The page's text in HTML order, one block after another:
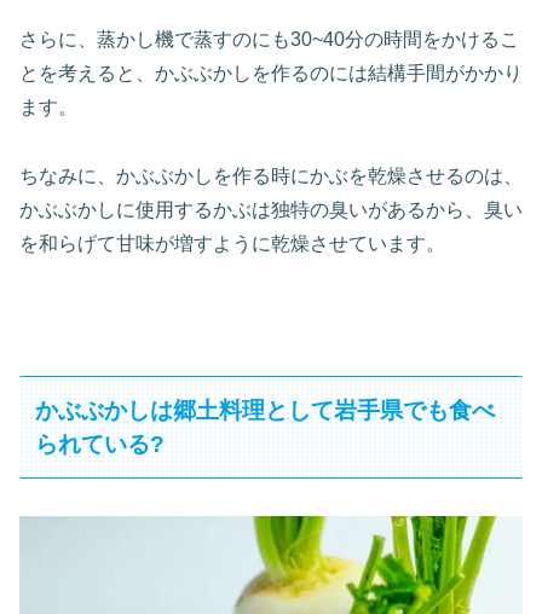
さらに、蒸かし機で蒸すのにも30~40分の時間をかけるこ
とを考えると、かぶぶかしを作るのには結構手間がかかり
ます。
ちなみに、かぶぶかしを作る時にかぶを乾燥させるのは、
かぶぶかしに使用するかぶは独特の臭いがあるから、臭い
を和らげて甘味が増すように乾燥させています。
かぶぶかしは郷土料理として岩手県でも食べ
られている?